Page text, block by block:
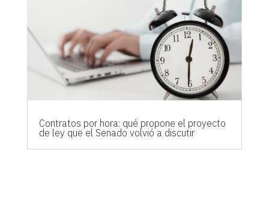
Contratos por hora: qué propone el proyecto
de ley que el Senado volvió a discutir